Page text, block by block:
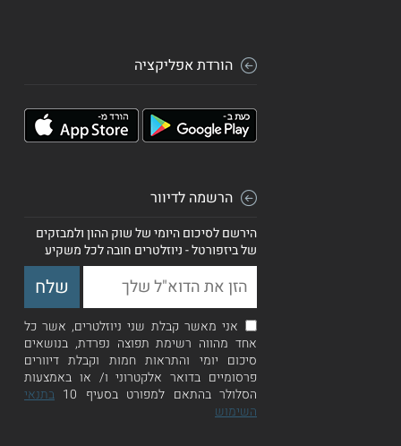
הורדת אפליקציה
הרשמה לדיוור
הירשם לסיכום היומי של שוק ההון ולמבזקים
של ביזפורטל - ניוזלטרים חובה לכל משקיע
אני מאשר קבלת שני ניוזלטרים, אשר כל
אחד מהווה רשימת תפוצה נפרדת, בנושאים
סיכום יומי והתראות חמות וקבלת דיוורים
פרסומיים בדואר אלקטרוני ו/ או באמצעות
הסלולר בהתאם למפורט בסעיף 10
בתנאי
השימוש